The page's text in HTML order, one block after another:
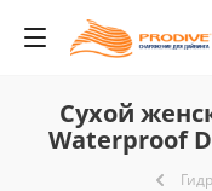
Сухой
Waterproof